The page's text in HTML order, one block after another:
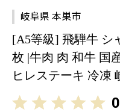
岐阜県 本巣市
[A5等級] 飛騨牛 シ
枚 |牛肉 肉 和牛 国
ヒレステーキ 冷凍